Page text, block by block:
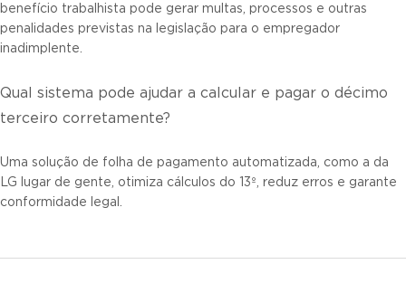
benefício trabalhista pode gerar multas, processos e outras
penalidades previstas na legislação para o empregador
inadimplente.
Qual sistema pode ajudar a calcular e pagar o décimo
terceiro corretamente?
Uma solução de folha de pagamento automatizada, como a da
LG lugar de gente, otimiza cálculos do 13º, reduz erros e garante
conformidade legal.